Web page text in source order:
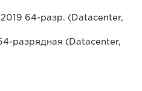
64-разр. (Datacenter,
разрядная (Datacenter,